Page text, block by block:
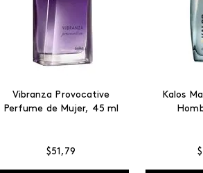
Vibranza Provocative
Perfume de Mujer, 45 ml
$51 , 79
Kalos
$